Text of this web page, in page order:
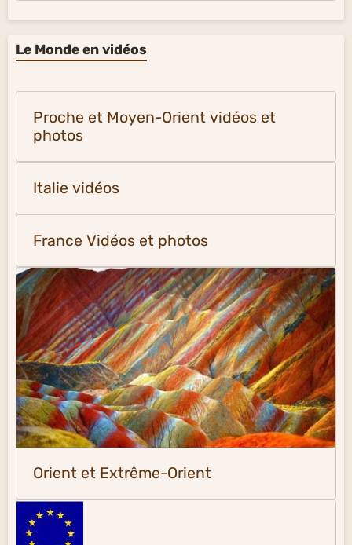
Le Monde en vidéos
Proche et Moyen-Orient vidéos et
photos
Italie vidéos
France Vidéos et photos
Orient et Extrême-Orient